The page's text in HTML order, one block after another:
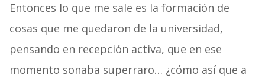
Entonces lo que me sale es la formación de
cosas que me quedaron de la universidad,
pensando en recepción activa, que en ese
momento sonaba superraro… ¿cómo así que a